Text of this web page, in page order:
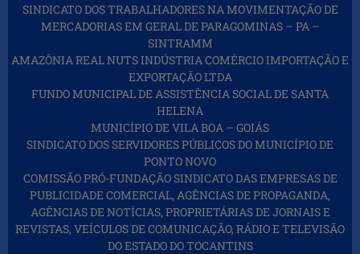
SINDICATO DOS TRABALHADORES NA MOVIMENTAÇÃO DE
MERCADORIAS EM GERAL DE PARAGOMINAS – PA –
SINTRAMM
AMAZÔNIA REAL NUTS INDÚSTRIA COMÉRCIO IMPORTAÇÃO E
EXPORTAÇÃO LTDA
FUNDO MUNICIPAL DE ASSISTÊNCIA SOCIAL DE SANTA
HELENA
MUNICÍPIO DE VILA BOA – GOIÁS
SINDICATO DOS SERVIDORES PÚBLICOS DO MUNICÍPIO DE
PONTO NOVO
COMISSÃO PRÓ-FUNDAÇÃO SINDICATO DAS EMPRESAS DE
PUBLICIDADE COMERCIAL, AGÊNCIAS DE PROPAGANDA,
AGÊNCIAS DE NOTÍCIAS, PROPRIETÁRIAS DE JORNAIS E
REVISTAS, VEÍCULOS DE COMUNICAÇÃO, RÁDIO E TELEVISÃO
DO ESTADO DO TOCANTINS